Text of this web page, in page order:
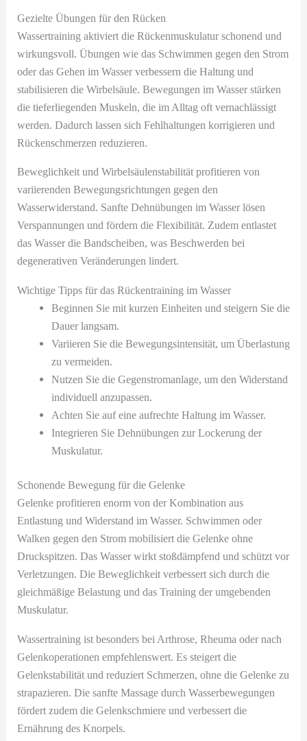
Gezielte Übungen für den Rücken
Wassertraining aktiviert die Rückenmuskulatur schonend und
wirkungsvoll. Übungen wie das Schwimmen gegen den Strom
oder das Gehen im Wasser verbessern die Haltung und
stabilisieren die Wirbelsäule. Bewegungen im Wasser stärken
die tieferliegenden Muskeln, die im Alltag oft vernachlässigt
werden. Dadurch lassen sich Fehlhaltungen korrigieren und
Rückenschmerzen reduzieren.
Beweglichkeit und Wirbelsäulenstabilität profitieren von
variierenden Bewegungsrichtungen gegen den
Wasserwiderstand. Sanfte Dehnübungen im Wasser lösen
Verspannungen und fördern die Flexibilität. Zudem entlastet
das Wasser die Bandscheiben, was Beschwerden bei
degenerativen Veränderungen lindert.
Wichtige Tipps für das Rückentraining im Wasser
Beginnen Sie mit kurzen Einheiten und steigern Sie die
Dauer langsam.
Variieren Sie die Bewegungsintensität, um Überlastung
zu vermeiden.
Nutzen Sie die Gegenstromanlage, um den Widerstand
individuell anzupassen.
Achten Sie auf eine aufrechte Haltung im Wasser.
Integrieren Sie Dehnübungen zur Lockerung der
Muskulatur.
Schonende Bewegung für die Gelenke
Gelenke profitieren enorm von der Kombination aus
Entlastung und Widerstand im Wasser. Schwimmen oder
Walken gegen den Strom mobilisiert die Gelenke ohne
Druckspitzen. Das Wasser wirkt stoßdämpfend und schützt vor
Verletzungen. Die Beweglichkeit verbessert sich durch die
gleichmäßige Belastung und das Training der umgebenden
Muskulatur.
Wassertraining ist besonders bei Arthrose, Rheuma oder nach
Gelenkoperationen empfehlenswert. Es steigert die
Gelenkstabilität und reduziert Schmerzen, ohne die Gelenke zu
strapazieren. Die sanfte Massage durch Wasserbewegungen
fördert zudem die Gelenkschmiere und verbessert die
Ernährung des Knorpels.